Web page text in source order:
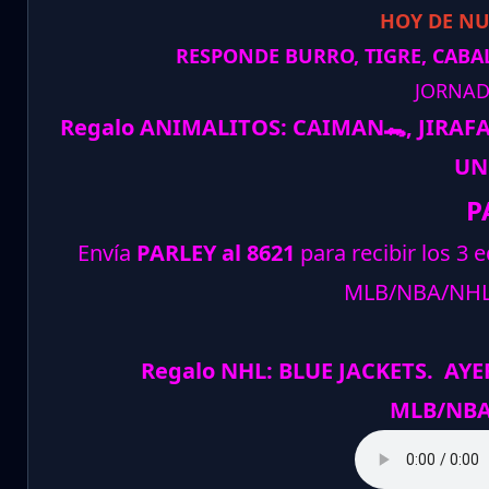
HOY DE
RESPONDE BURRO, TIGRE,
Regalo ANIMALITOS: CAIMAN🐊,
Envía PARLEY al 8621 para recibir los 3
MLB/NBA/
Regalo NHL: BLUE JACKETS.
MLB/